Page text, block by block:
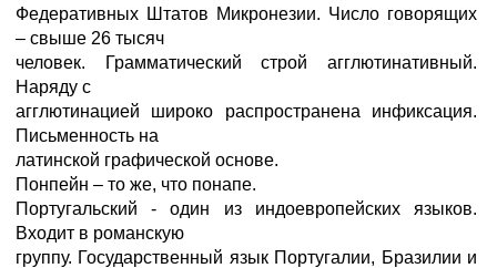
Федеративных Штатов Микронезии. Число говорящих
– свыше 26 тысяч
человек. Грамматический строй агглютинативный.
Наряду с
агглютинацией широко распространена инфиксация.
Письменность на
латинской графической основе.
Понпейн – то же, что понапе.
Португальский - один из индоевропейских языков.
Входит в романскую
группу. Государственный язык Португалии, Бразилии и